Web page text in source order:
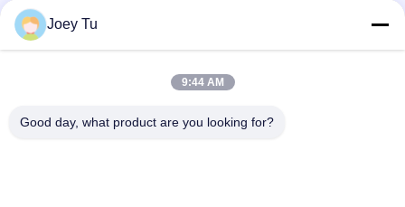
টেলিফোন
Joey Tu
9:44 AM
Good day, what product are you looking for?